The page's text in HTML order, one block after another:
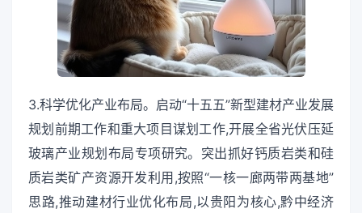
3.科学优化产业布局。启动“十五五”新型建材产业发展
规划前期工作和重大项目谋划工作,开展全省光伏压延
玻璃产业规划布局专项研究。突出抓好钙质岩类和硅
质岩类矿产资源开发利用,按照“一核一廊两带两基地”
思路,推动建材行业优化布局,以贵阳为核心,黔中经济